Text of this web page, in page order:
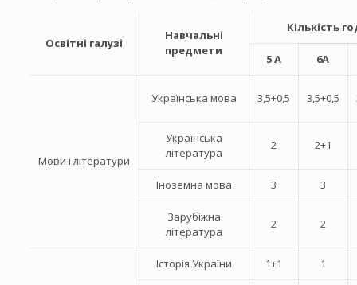
Освітні галузі
Навчальні
предмети
Кількість
5 А 6А
Мови і літератури
Українська мова 3,5+0,5 3,5+0,5
Українська
література
2 2+1
Іноземна мова 3 3
Зарубіжна
література
2 2
Історія України 1+1 1